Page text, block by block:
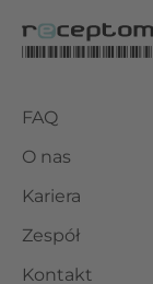
FAQ
O nas
Kariera
Zespół
Kontakt